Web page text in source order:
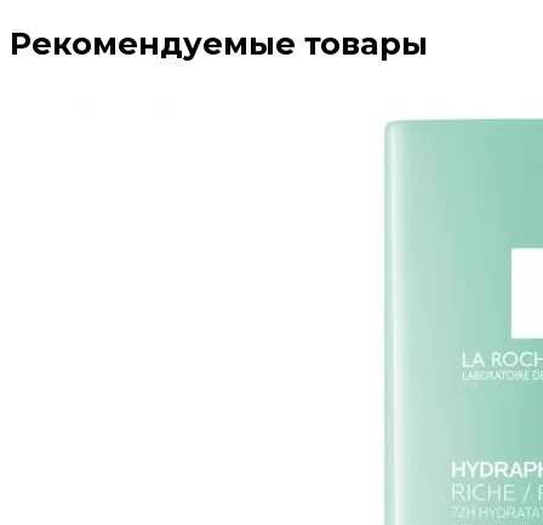
Рекомендуемые товары